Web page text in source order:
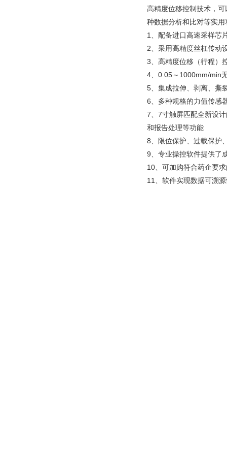
高精度位移控制技术，
种数据分析和比对等实用
1、配备进口高速采样芯
2、采用高精度丝杠传动
3、高精度位移（行程）
4、0.05～1000mm/min
5、集成拉伸、剥离、撕
6、多种规格的力值传感
7、7寸触屏匹配全新设
和报告处理等功能
8、限位保护、过载保护
9、专业操控软件提供了
10、可加购符合药企要
11、软件实现数据可溯